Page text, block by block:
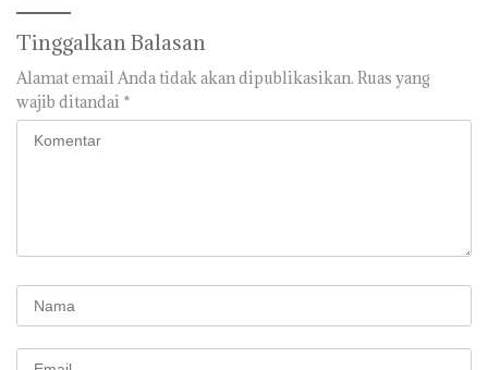
Tinggalkan Balasan
Alamat email Anda tidak akan dipublikasikan. Ruas yang
wajib ditandai *